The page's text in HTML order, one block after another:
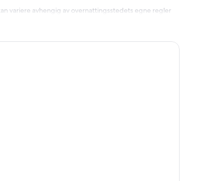
variere avhengig av overnattingsstedets egne regler